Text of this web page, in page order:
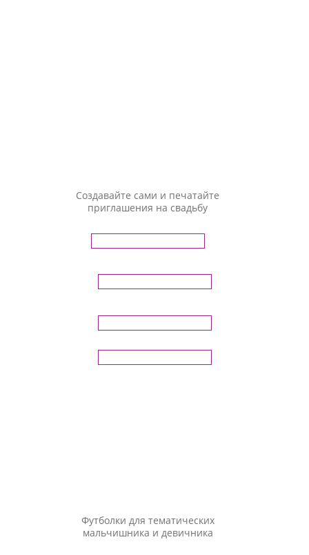
Создавайте сами и печатайте
приглашения на свадьбу
Футболки для тематических
мальчишника и девичника